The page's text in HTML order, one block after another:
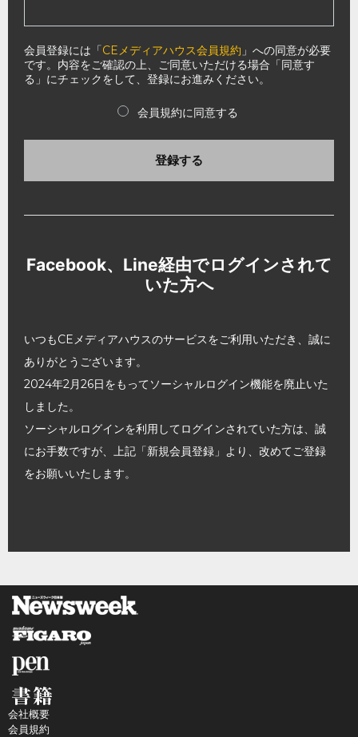
会員登録には「CEメディアハウス会員規約 」への同意が必要
です。内容をご確認の上、ご同意いただける場合「同意す
る」にチェックをして、登録にお進みください。
会員規約に同意する
登録する
Facebook、Line経由でログインされて
いた方へ
いつもCEメディアハウスのサービスをご利用いただき、誠に
ありがとうございます。
2024年2月26日をもってソーシャルログイン機能を廃止いた
しました。
ソーシャルログインを利用してログインされていた方は、誠
にお手数ですが、上記「新規会員登録」より、改めてご登録
をお願いいたします。
会社概要
会員規約